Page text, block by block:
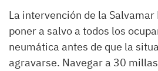
La intervención de la
poner a salvo a todos los
neumática antes de que la
agravarse. Navegar a 30